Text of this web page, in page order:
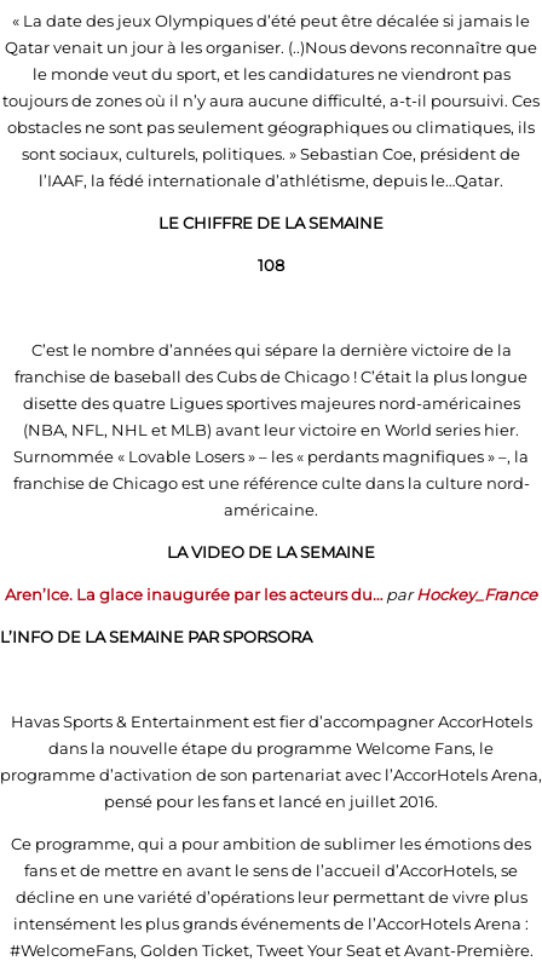
« La date des jeux Olympiques d’été peut être décalée si jamais le
Qatar venait un jour à les organiser. (..)Nous devons reconnaître que
le monde veut du sport, et les candidatures ne viendront pas
toujours de zones où il n’y aura aucune difficulté, a-t-il poursuivi. Ces
obstacles ne sont pas seulement géographiques ou climatiques, ils
sont sociaux, culturels, politiques. » Sebastian Coe, président de
l’IAAF, la fédé internationale d’athlétisme, depuis le…Qatar.
LE CHIFFRE DE LA SEMAINE
108
C’est le nombre d’années qui sépare la dernière victoire de la
franchise de baseball des Cubs de Chicago ! C’était la plus longue
disette des quatre Ligues sportives majeures nord-américaines
(NBA, NFL, NHL et MLB) avant leur victoire en World series hier.
Surnommée « Lovable Losers » – les « perdants magnifiques » –, la
franchise de Chicago est une référence culte dans la culture nord-
américaine.
LA VIDEO DE LA SEMAINE
Aren’Ice. La glace inaugurée par les acteurs du… parHockey_France
L’INFO DE LA SEMAINE PAR SPORSORA
Havas Sports & Entertainment est fier d’accompagner AccorHotels
dans la nouvelle étape du programme Welcome Fans, le
programme d’activation de son partenariat avec l’AccorHotels Arena,
pensé pour les fans et lancé en juillet 2016.
Ce programme, qui a pour ambition de sublimer les émotions des
fans et de mettre en avant le sens de l’accueil d’AccorHotels, se
décline en une variété d’opérations leur permettant de vivre plus
intensément les plus grands événements de l’AccorHotels Arena :
#WelcomeFans, Golden Ticket, Tweet Your Seat et Avant-Première.